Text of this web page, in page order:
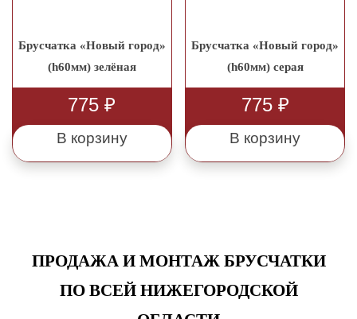
Брусчатка «Новый город»
(h60мм) зелёная
775₽
В корзину
Брусчатка «Новый город»
(h60мм) серая
775 ₽
В корзину
ПРОДАЖА И МОНТАЖ БРУСЧАТКИ
ПО ВСЕЙ НИЖЕГОРОДСКОЙ